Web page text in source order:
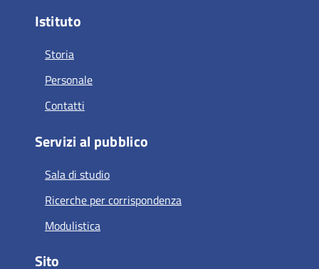
Istituto
Storia
Personale
Contatti
Servizi al pubblico
Sala di studio
Ricerche per corrispondenza
Modulistica
Sito